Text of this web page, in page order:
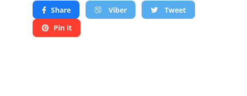
Share Viber
Tweet
Pin it